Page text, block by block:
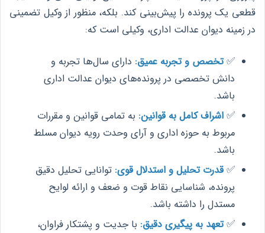
قطعی یک پرونده را پیش‌بینی کند. بلکه، منظور از وکیل تضمینی
در زمینه دیوان عدالت اداری، وکیلی است که:
✅تخصص و تجربه عمیق: دارای سال‌ها تجربه و
دانش تخصصی در پرونده‌های دیوان عدالت اداری
باشد.
✅اشراف کامل به قوانین: به تمامی قوانین و مقررات
مربوط به حوزه اداری و آرای وحدت رویه دیوان مسلط
باشد.
✅قدرت تحلیل و استدلال قوی: توانایی تحلیل دقیق
پرونده، شناسایی نقاط قوت و ضعف و ارائه لوایح
مستدل را داشته باشد.
✅تعهد به پیگیری دقیق: با جدیت و پشتکار فراوان،